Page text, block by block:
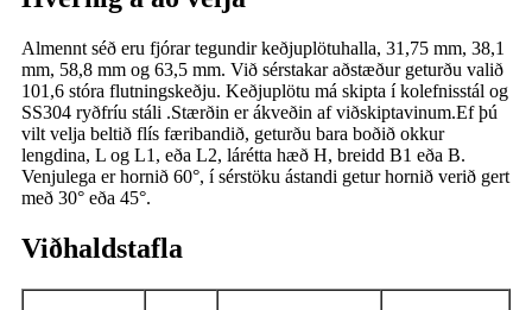
Almennt séð eru fjórar tegundir keðjuplötuhalla, 31,75 mm, 38,1
mm, 58,8 mm og 63,5 mm. Við sérstakar aðstæður geturðu valið
101,6 stóra flutningskeðju. Keðjuplötu má skipta í kolefnisstál og
SS304 ryðfríu stáli .Stærðin er ákveðin af viðskiptavinum.Ef þú
vilt velja beltið flís færibandið, geturðu bara boðið okkur
lengdina, L og L1, eða L2, lárétta hæð H, breidd B1 eða B.
Venjulega er hornið 60°, í sérstöku ástandi getur hornið verið gert
með 30° eða 45°.
Viðhaldstafla